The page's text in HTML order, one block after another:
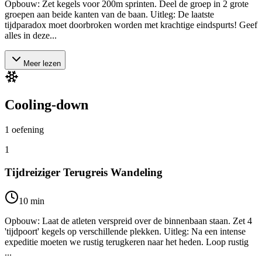
Opbouw: Zet kegels voor 200m sprinten. Deel de groep in 2 grote
groepen aan beide kanten van de baan. Uitleg: De laatste
tijdparadox moet doorbroken worden met krachtige eindspurts! Geef
alles in deze...
Meer lezen
Cooling-down
1 oefening
1
Tijdreiziger Terugreis Wandeling
10 min
Opbouw: Laat de atleten verspreid over de binnenbaan staan. Zet 4
'tijdpoort' kegels op verschillende plekken. Uitleg: Na een intense
expeditie moeten we rustig terugkeren naar het heden. Loop rustig
...